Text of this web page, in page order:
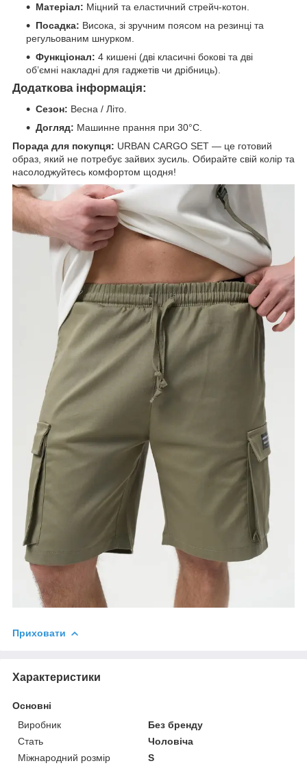
Матеріал: Міцний та еластичний стрейч-котон.
Посадка: Висока, зі зручним поясом на резинці та
регульованим шнурком.
Функціонал: 4 кишені (дві класичні бокові та дві
об’ємні накладні для гаджетів чи дрібниць).
Додаткова інформація:
Сезон: Весна / Літо.
Догляд: Машинне прання при 30°C.
Порада для покупця: URBAN CARGO SET — це готовий
образ, який не потребує зайвих зусиль. Обирайте свій колір та
насолоджуйтесь комфортом щодня!
Приховати
Характеристики
Основні
Виробник
Без бренду
Стать
Чоловіча
Міжнародний розмір
S